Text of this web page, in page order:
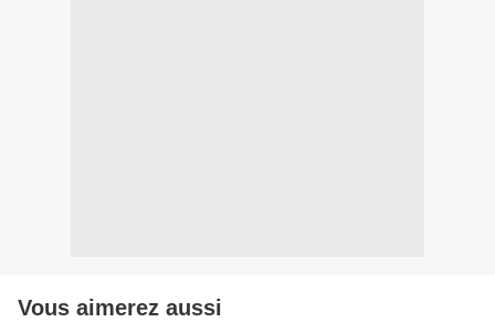
Vous aimerez aussi